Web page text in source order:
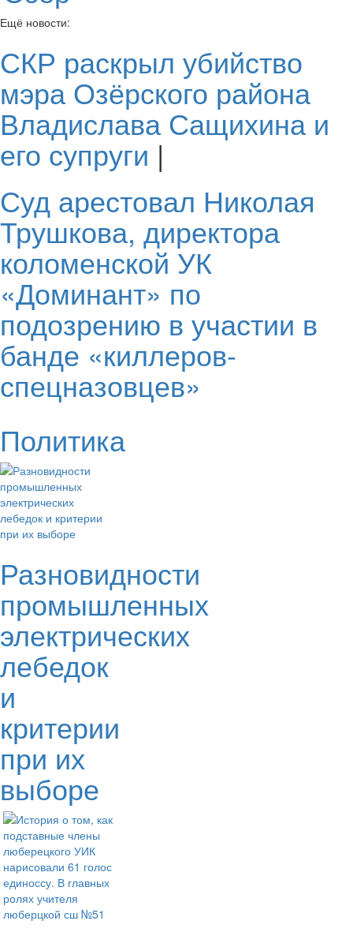
Ещё новости:
СКР раскрыл убийство
мэра Озёрского района
Владислава Сащихина и
его супруги |
Суд арестовал Николая
Трушкова, директора
коломенской УК
«Доминант» по
подозрению в участии в
банде «киллеров-
спецназовцев»
Политика
Разновидности
промышленных
электрических
лебедок
и
критерии
при их
выборе